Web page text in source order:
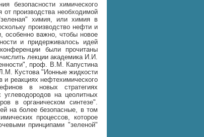
безопасности химического
от производства необходимой
химия, или химия в
производство нефти и
особенно важно, чтобы новое
и придерживалось идей
были прочитаны
лекции академика И.И.
проф. В.М. Капустина
Кустова "Ионные жидкости
и реакциях нефтехимического
в новых стратегиях
на цеолитных
в органическом синтезе".
на более безопасные, в том
процессов, которое
принципами "зеленой"